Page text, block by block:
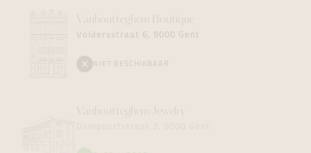
Vanhoutteghem Boutique
Voldersstraat 6, 9000 Gent
NIET BESCHIKBAAR
Vanhoutteghem Jewelry